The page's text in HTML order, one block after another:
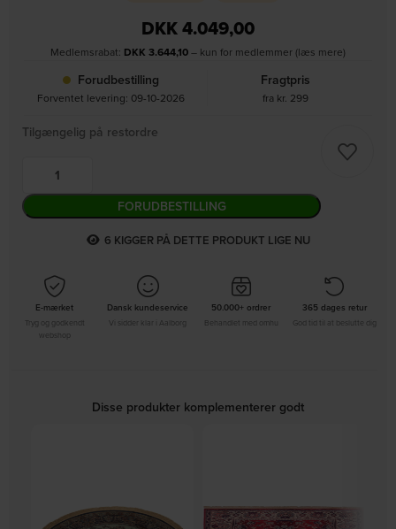
DKK4.049,00
Medlemsrabat: DKK 3.644,10– kun for medlemmer (læs mere)
Forudbestilling
Forventet levering: 09-10-2026
Fragtpris
fra kr. 299
Tilgængelig på restordre
FORUDBESTILLING
4 KIGGER PÅ DETTE PRODUKT LIGE NU
E-mærket
Tryg og godkendt
Dansk kundeservice
Vi sidder klar i Aalborg
50.000+ ordrer
Behandlet med omhu
365 dages retur
God tid til at beslutte dig
Disse produkter komplementerer godt